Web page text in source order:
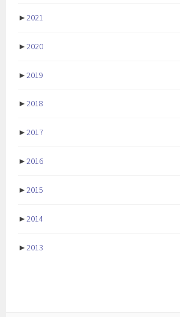
►2021
►2020
►2019
►2018
►2017
►2016
►2015
►2014
►2013